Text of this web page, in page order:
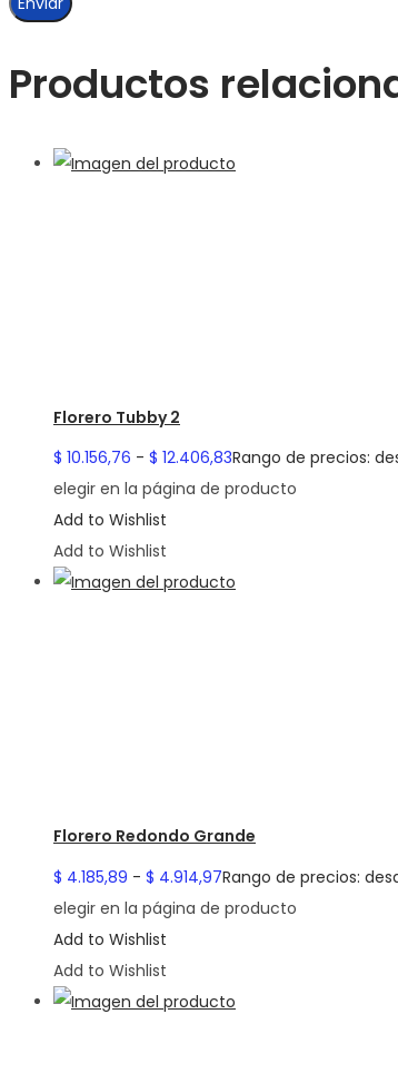
Productos
Florero Tubby 2
$ 10.156,76 - $ 12.406,83Rango de precios:
elegir en la página de producto
Add to Wishlist
Add to Wishlist
Florero Redondo Grande
$ 4.185,89 - $ 4.914,97Rango de precios:
elegir en la página de producto
Add to Wishlist
Add to Wishlist